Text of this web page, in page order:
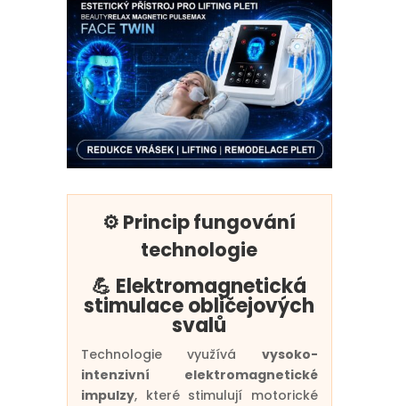
⚙️ Princip fungování
technologie
💪 Elektromagnetická
stimulace obličejových
svalů
Technologie využívávysoko-
intenzivní elektromagnetické
impulzy, které stimulují motorické